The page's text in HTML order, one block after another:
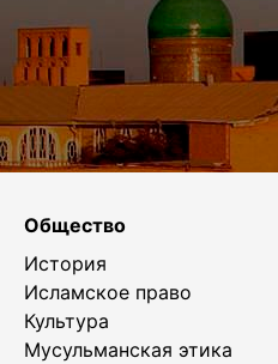
Общество
История
Исламское право
Культура
Мусульманская этика